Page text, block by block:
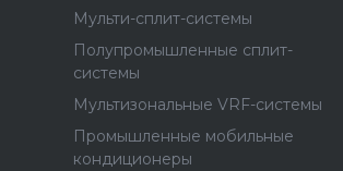
Мульти-сплит-системы
Полупромышленные сплит-
системы
Мультизональные VRF-системы
Промышленные мобильные
кондиционеры